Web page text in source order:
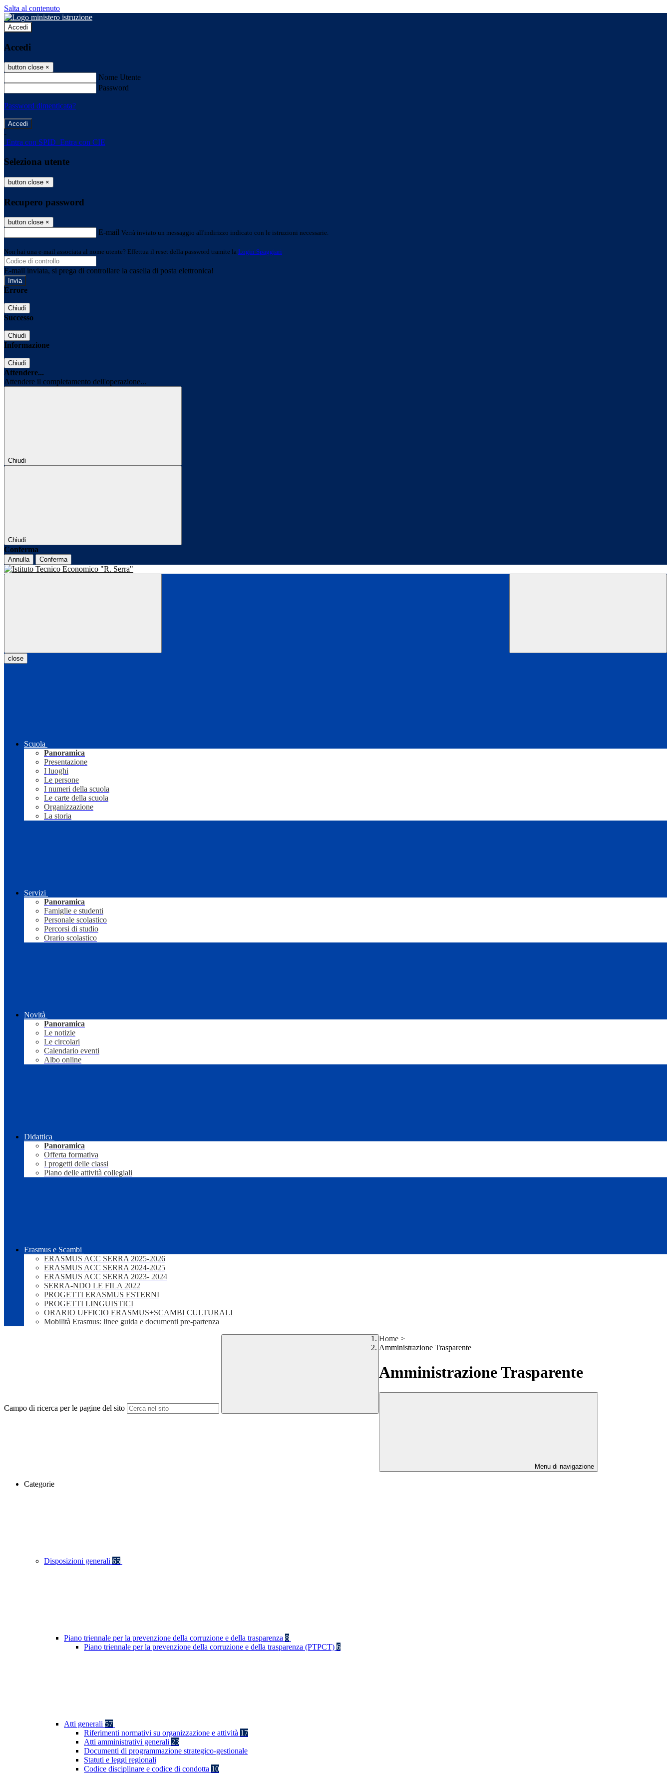
Salta al contenuto
Accedi
Accedi
button close ×
Nome Utente
Password
Password dimenticata?
-
Entra con SPID Entra con CIE
Seleziona utente
button close ×
Recupero password
button close ×
E-mail Verrà inviato un messaggio all'indirizzo indicato con le istruzioni necessarie.
Non hai una e-mail associata al nome utente? Effettua il reset della password tramite la Login Spaggiari
E-mail inviata, si prega di controllare la casella di posta elettronica!
Errore
Chiudi
Successo
Chiudi
Informazione
Chiudi
Attendere...
Attendere il completamento dell'operazione...
Chiudi
Chiudi
Conferma
Annulla Conferma
close
Scuola
Panoramica
Presentazione
I luoghi
Le persone
I numeri della scuola
Le carte della scuola
Organizzazione
La storia
Servizi
Panoramica
Famiglie e studenti
Personale scolastico
Percorsi di studio
Orario scolastico
Novità
Panoramica
Le notizie
Le circolari
Calendario eventi
Albo online
Didattica
Panoramica
Offerta formativa
I progetti delle classi
Piano delle attività collegiali
Erasmus e Scambi
ERASMUS ACC SERRA 2025-2026
ERASMUS ACC SERRA 2024-2025
ERASMUS ACC SERRA 2023- 2024
SERRA-NDO LE FILA 2022
PROGETTI ERASMUS ESTERNI
PROGETTI LINGUISTICI
ORARIO UFFICIO ERASMUS+SCAMBI CULTURALI
Mobilità Erasmus: linee guida e documenti pre-partenza
Campo di ricerca per le pagine del sito
Home >
Amministrazione Trasparente
Amministrazione Trasparente
Menu di navigazione
Categorie
Disposizioni generali 65
Piano triennale per la prevenzione della corruzione e della trasparenza 8
Piano triennale per la prevenzione della corruzione e della trasparenza (PTPCT) 6
Atti generali 57
Riferimenti normativi su organizzazione e attività 17
Atti amministrativi generali 23
Documenti di programmazione strategico-gestionale
Statuti e leggi regionali
Codice disciplinare e codice di condotta 10